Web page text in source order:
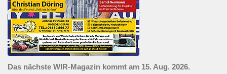
Das nächste WIR-Magazin kommt am 15. Aug. 2026.